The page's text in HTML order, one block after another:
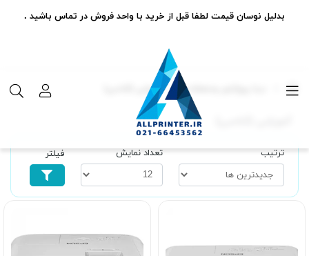
دیتا پروژکتور ومتعلقات آموزشی (کلاسی)
ترتیب تعداد نمایش فیلتر
بدلیل نوسان قیمت لطفا قبل از خرید با واحد فروش در تماس باشید .